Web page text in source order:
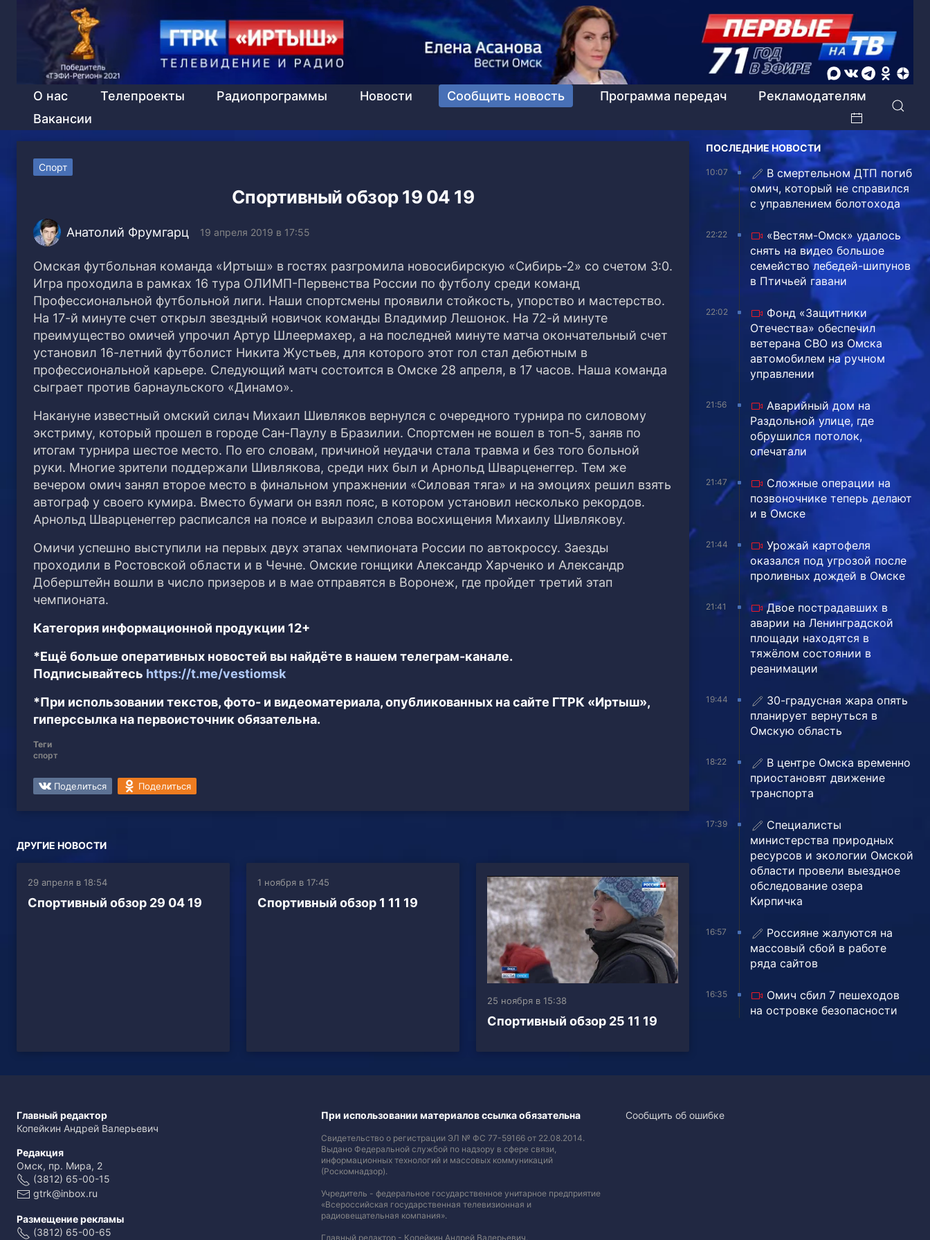
О нас Телепроекты Радиопрограммы Новости Сообщить новость Программа передач
Рекламодателям
Вакансии
Спорт
Спортивный обзор 19 04 19
Анатолий Фрумгарц 19 апреля 2019 в 17:55
Омская футбольная команда «Иртыш» в гостях разгромила новосибирскую «Сибирь-2» со счетом 3:0.
Игра проходила в рамках 16 тура ОЛИМП-Первенства России по футболу среди команд
Профессиональной футбольной лиги. Наши спортсмены проявили стойкость, упорство и мастерство.
На 17-й минуте счет открыл звездный новичок команды Владимир Лешонок. На 72-й минуте
преимущество омичей упрочил Артур Шлеермахер, а на последней минуте матча окончательный счет
установил 16-летний футболист Никита Жустьев, для которого этот гол стал дебютным в
профессиональной карьере. Следующий матч состоится в Омске 28 апреля, в 17 часов. Наша команда
сыграет против барнаульского «Динамо».
Накануне известный омский силач Михаил Шивляков вернулся с очередного турнира по силовому
экстриму, который прошел в городе Сан-Паулу в Бразилии. Спортсмен не вошел в топ-5, заняв по
итогам турнира шестое место. По его словам, причиной неудачи стала травма и без того больной
руки. Многие зрители поддержали Шивлякова, среди них был и Арнольд Шварценеггер. Тем же
вечером омич занял второе место в финальном упражнении «Силовая тяга» и на эмоциях решил взять
автограф у своего кумира. Вместо бумаги он взял пояс, в котором установил несколько рекордов.
Арнольд Шварценеггер расписался на поясе и выразил слова восхищения Михаилу Шивлякову.
Омичи успешно выступили на первых двух этапах чемпионата России по автокроссу. Заезды
проходили в Ростовской области и в Чечне. Омские гонщики Александр Харченко и Александр
Доберштейн вошли в число призеров и в мае отправятся в Воронеж, где пройдет третий этап
чемпионата.
Категория информационной продукции 12+
*Ещё больше оперативных новостей вы найдёте в нашем телеграм-канале.
Подписывайтесь https://t.me/vestiomsk
*При использовании текстов, фото- и видеоматериала, опубликованных на сайте ГТРК «Иртыш»,
гиперссылка на первоисточник обязательна.
Теги
спорт
Поделиться Поделиться
ДРУГИЕ НОВОСТИ
29 апреля в 18:54
Спортивный обзор 29 04 19
1 ноября в 17:45
Спортивный обзор 1 11 19
25 ноября в 15:38
Спортивный обзор 25 11 19
ПОСЛЕДНИЕ НОВОСТИ
10:07
В смертельном ДТП погиб
омич, который не справился
с управлением болотохода
22:22
«Вестям-Омск» удалось
снять на видео большое
семейство лебедей-шипунов
в Птичьей гавани
22:02
Фонд «Защитники
Отечества» обеспечил
ветерана СВО из Омска
автомобилем на ручном
управлении
21:56
Аварийный дом на
Раздольной улице, где
обрушился потолок,
опечатали
21:47
Сложные операции на
позвоночнике теперь делают
и в Омске
21:44
Урожай картофеля
оказался под угрозой после
проливных дождей в Омске
21:41
Двое пострадавших в
аварии на Ленинградской
площади находятся в
тяжёлом состоянии в
реанимации
19:44
30-градусная жара опять
планирует вернуться в
Омскую область
18:22
В центре Омска временно
приостановят движение
транспорта
17:39
Специалисты
министерства природных
ресурсов и экологии Омской
области провели выездное
обследование озера
Кирпичка
16:57
Россияне жалуются на
массовый сбой в работе
ряда сайтов
16:35
Омич сбил 7 пешеходов
на островке безопасности
Главный редактор
Копейкин Андрей Валерьевич
Редакция
Омск, пр. Мира, 2
(3812) 65-00-15
gtrk@inbox.ru
Размещение рекламы
(3812) 65-00-65
При использовании материалов ссылка обязательна
Свидетельство о регистрации ЭЛ № ФС 77-59166 от 22.08.2014.
Выдано Федеральной службой по надзору в сфере связи,
информационных технологий и массовых коммуникаций
(Роскомнадзор).
Учредитель - федеральное государственное унитарное предприятие
«Всероссийская государственная телевизионная и
радиовещательная компания».
Главный редактор - Копейкин Андрей Валерьевич.
Сообщить об ошибке